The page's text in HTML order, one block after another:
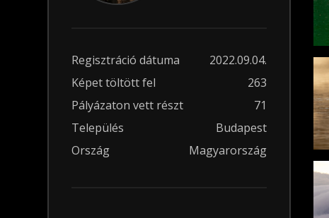
Regisztráció dátuma
2022.09.04.
Képet töltött fel
263
Pályázaton vett részt
71
Település
Budapest
Ország
Magyarország